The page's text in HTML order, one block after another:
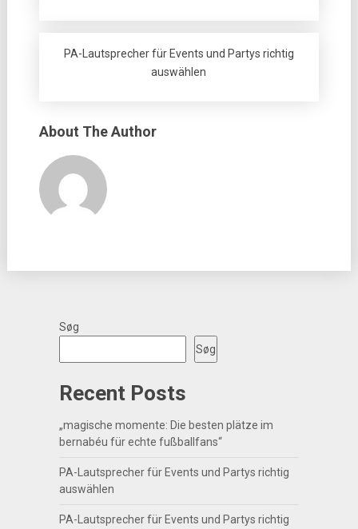
PA-Lautsprecher für Events und Partys richtig
auswählen
About The Author
Søg
Søg
Recent Posts
„magische momente: Die besten plätze im
bernabéu für echte fußballfans“
PA-Lautsprecher für Events und Partys richtig
auswählen
PA-Lautsprecher für Events und Partys richtig